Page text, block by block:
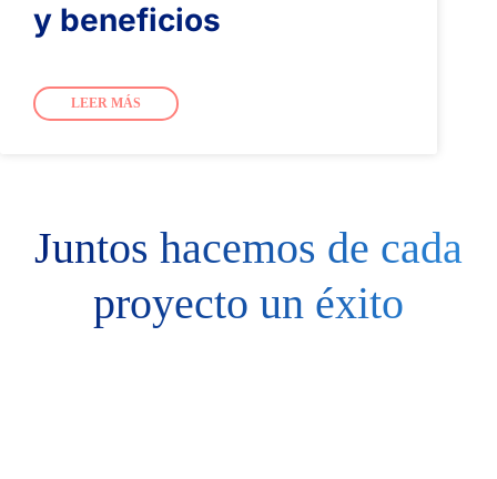
y beneficios
LEER MÁS
Juntos hacemos de cada
proyecto un éxito